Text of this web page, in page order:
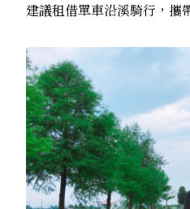
建議租借單車沿溪騎行，攜